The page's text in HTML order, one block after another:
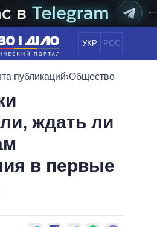
УКР РОС
ЭКОНОМИКА
публикаций›Общество
ждать ли
в первые